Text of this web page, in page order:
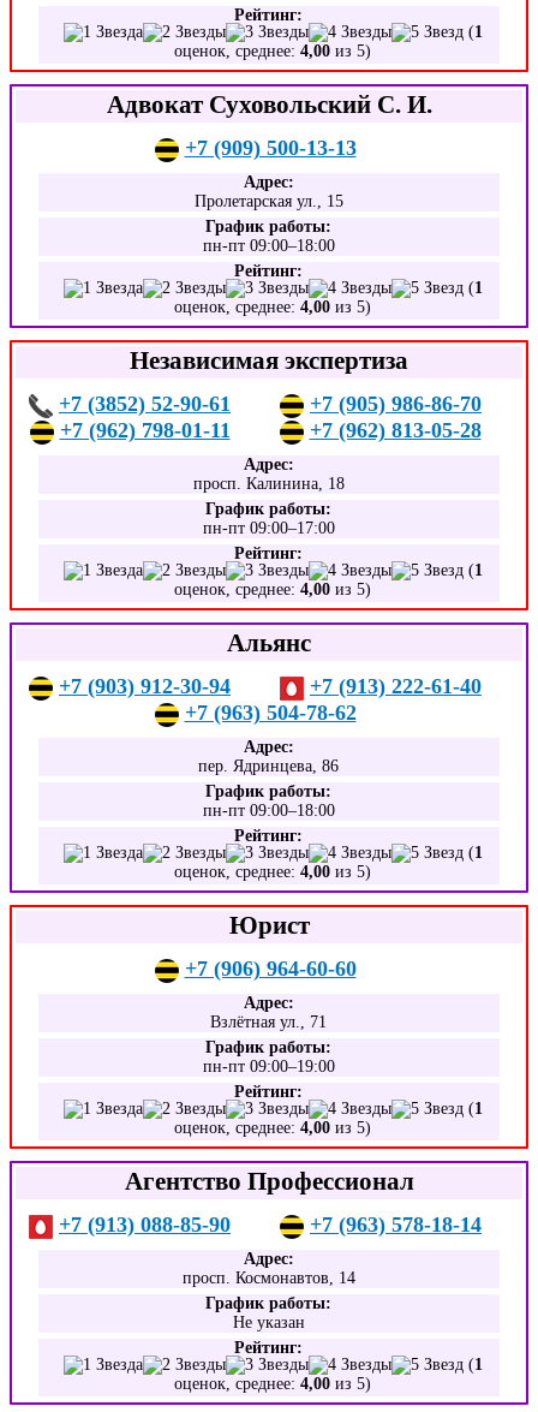
Рейтинг:
(1
оценок, среднее:4,00 из 5)
Адвокат Суховольский С. И.
+7 (909) 500-13-13
Адрес:
Пролетарская ул., 15
График работы:
пн-пт 09:00–18:00
Рейтинг:
(1
оценок, среднее:4,00 из 5)
Независимая экспертиза
+7 (3852) 52-90-61
+7 (905) 986-86-70
+7 (962) 798-01-11
+7 (962) 813-05-28
Адрес:
просп. Калинина, 18
График работы:
пн-пт 09:00–17:00
Рейтинг:
(1
оценок, среднее:4,00 из 5)
Альянс
+7 (903) 912-30-94
+7 (913) 222-61-40
+7 (963) 504-78-62
Адрес:
пер. Ядринцева, 86
График работы:
пн-пт 09:00–18:00
Рейтинг:
(1
оценок, среднее:4,00 из 5)
Юрист
+7 (906) 964-60-60
Адрес:
Взлётная ул., 71
График работы:
пн-пт 09:00–19:00
Рейтинг:
(1
оценок, среднее:4,00 из 5)
Агентство Профессионал
+7 (913) 088-85-90 +7 (963) 578-18-14
Адрес:
просп. Космонавтов, 14
График работы:
Не указан
Рейтинг:
(1
оценок, среднее:4,00 из 5)